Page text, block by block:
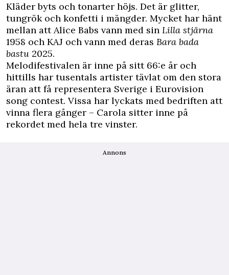
Kläder byts och tonarter höjs. Det är glitter,
tungrök och konfetti i mängder. Mycket har hänt
mellan att Alice Babs vann med sin Lilla stjärna
1958 och KAJ och vann med deras Bara bada
bastu 2025.
Melodifestivalen är inne på sitt 66:e år och
hittills har tusentals artister tävlat om den stora
äran att få representera Sverige i Eurovision
song contest. Vissa har lyckats med bedriften att
vinna flera gånger – Carola sitter inne på
rekordet med hela tre vinster.
Annons